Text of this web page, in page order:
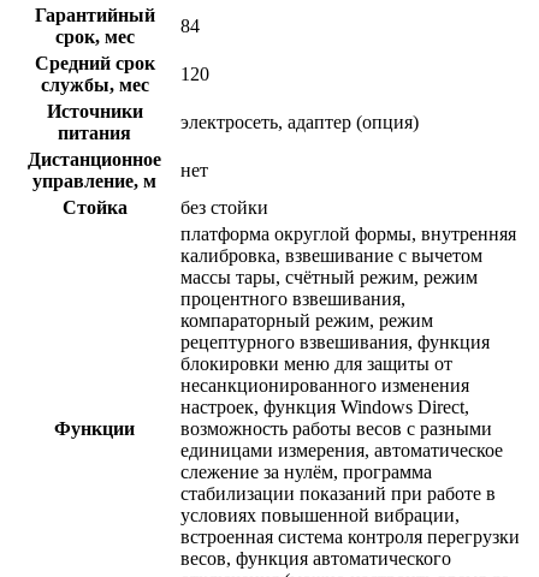
Гарантийный
срок, мес
84
Средний срок
службы, мес
120
Источники
питания
электросеть, адаптер (опция)
Дистанционное
управление, м
нет
Стойка
без стойки
Функции
платформа округлой формы, внутренняя
калибровка, взвешивание с вычетом
массы тары, счётный режим, режим
процентного взвешивания,
компараторный режим, режим
рецептурного взвешивания, функция
блокировки меню для защиты от
несанкционированного изменения
настроек, функция Windows Direct,
возможность работы весов с разными
единицами измерения, автоматическое
слежение за нулём, программа
стабилизации показаний при работе в
условиях повышенной вибрации,
встроенная система контроля перегрузки
весов, функция автоматического